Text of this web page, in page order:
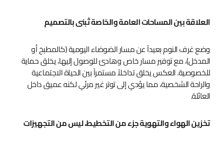
العلاقة بين المساحات العامة والخاصة تُبنى بالتصميم
وضع غرف النوم بعيداً عن مسار الضوضاء اليومية (كالمطبخ أو
المدخل)، مع توفير مسار خاص وهادئ للوصول إليها، يخلق حماية
للخصوصية. العكس يخلق تداخلاً مستمراً بين الحياة الاجتماعية
والراحة الشخصية، مما يؤدي إلى توتر غير مرئي لكنه عميق داخل
العائلة.
تخزين الهواء والتهوية جزء من التخطيط، ليس من التجهيزات